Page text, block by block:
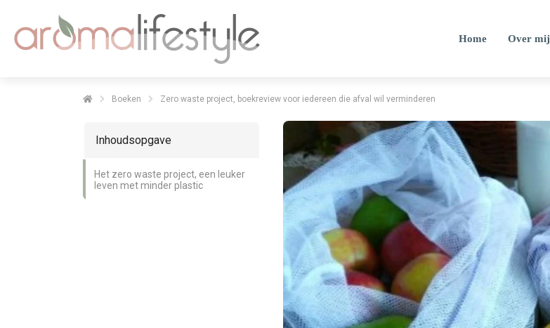
Home Over mij
Boeken Zero waste project, boekreview voor iedereen die afval wil verminderen
Inhoudsopgave
Het zero waste project, een leuker
leven met minder plastic